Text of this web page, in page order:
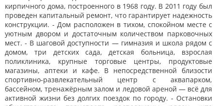
кирпичного дома, построенного в 1968 году. В 2011 году был
проведен капитальный ремонт, что гарантирует надежность
конструкции. - Дом расположен в тихом, спокойном месте с
уютным двором и достаточным количеством парковочных
мест. - В шаговой доступности — гимназия и школа рядом с
домом, три детских сада, детская больница, взрослая
поликлиника, крупные торговые центры, продуктовые
магазины, аптеки и кафе. В непосредственной близости
спортивно-развлекательный центр с аквапарком,
бассейном, тренажёрным залом и ледовой ареной — всё для
активной жизни без долгих поездок по городу. - Остановки